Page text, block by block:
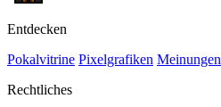
Entdecken
Pokalvitrine Pixelgrafiken Meinungen
Rechtliches